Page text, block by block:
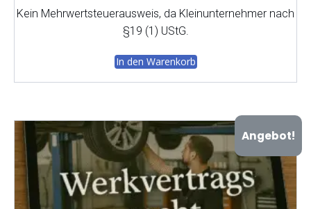
war:
8,00 €
ist:
Kein Mehrwertsteuerausweis, da Kleinunternehmer nach
§19 (1) UStG.
In den Warenkorb
Angebot!